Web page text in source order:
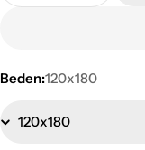
Beden:120x180